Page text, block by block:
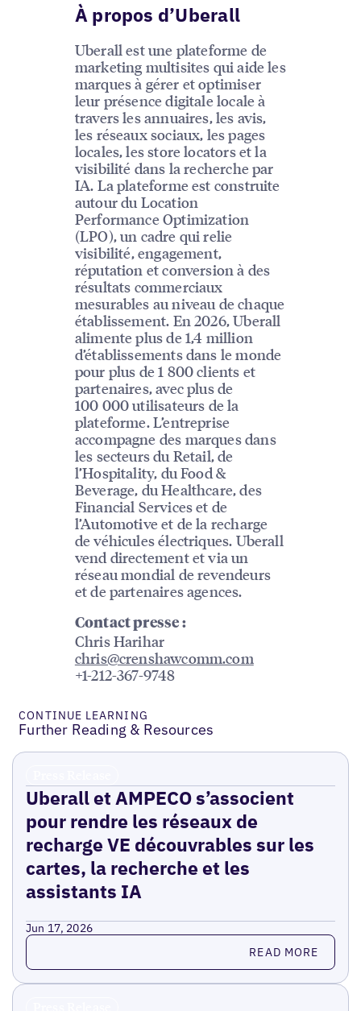
À propos d’Uberall
Uberall est une plateforme de
marketing multisites qui aide les
marques à gérer et optimiser
leur présence digitale locale à
travers les annuaires, les avis,
les réseaux sociaux, les pages
locales, les store locators et la
visibilité dans la recherche par
IA. La plateforme est construite
autour du Location
Performance Optimization
(LPO), un cadre qui relie
visibilité, engagement,
réputation et conversion à des
résultats commerciaux
mesurables au niveau de chaque
établissement. En 2026, Uberall
alimente plus de 1,4 million
d’établissements dans le monde
pour plus de 1 800 clients et
partenaires, avec plus de
100 000 utilisateurs de la
plateforme. L’entreprise
accompagne des marques dans
les secteurs du Retail, de
l’Hospitality, du Food &
Beverage, du Healthcare, des
Financial Services et de
l’Automotive et de la recharge
de véhicules électriques. Uberall
vend directement et via un
réseau mondial de revendeurs
et de partenaires agences.
Contact presse :
Chris Harihar
chris@crenshawcomm.com
+1-212-367-9748
CONTINUE LEARNING
Further Reading & Resources
Uberall et AMPECO s’associent
pour rendre les réseaux de
recharge VE découvrables sur les
cartes, la recherche et les
assistants IA
Jun 17, 2026
Read more READ MORE